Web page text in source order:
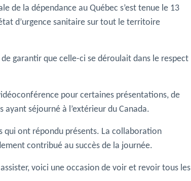
de la dépendance au Québec s’est tenue le 13
d’urgence sanitaire sur tout le territoire
garantir que celle-ci se déroulait dans le respect
pour certaines présentations, de
séjourné à l’extérieur du Canada.
qui ont répondu présents. La collaboration
contribué au succès de la journée.
voici une occasion de voir et revoir tous les